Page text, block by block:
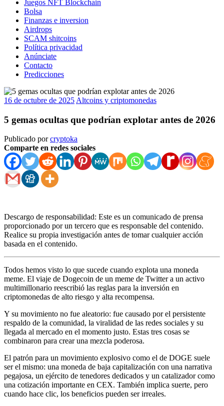
Juegos NFT Blockchain
Bolsa
Finanzas e inversion
Airdrops
SCAM shitcoins
Política privacidad
Anúnciate
Contacto
Predicciones
16 de octubre de 2025 Altcoins y criptomonedas
5 gemas ocultas que podrían explotar antes de 2026
Publicado porcryptoka
Comparte en redes sociales
Descargo de responsabilidad: Este es un comunicado de prensa
proporcionado por un tercero que es responsable del contenido.
Realice su propia investigación antes de tomar cualquier acción
basada en el contenido.
Todos hemos visto lo que sucede cuando explota una moneda
meme. El viaje de Dogecoin de un meme de Twitter a un activo
multimillonario reescribió las reglas para la inversión en
criptomonedas de alto riesgo y alta recompensa.
Y su movimiento no fue aleatorio: fue causado por el persistente
respaldo de la comunidad, la viralidad de las redes sociales y su
llegada al mercado en el momento justo. Estas tres cosas se
combinaron para crear una mezcla poderosa.
El patrón para un movimiento explosivo como el de DOGE suele
ser el mismo: una moneda de baja capitalización con una narrativa
pegajosa, un ejército de tenedores dedicados y un catalizador como
una cotización importante en CEX. También implica suerte, pero
cuando hace clic, los beneficios pueden ser irreales.